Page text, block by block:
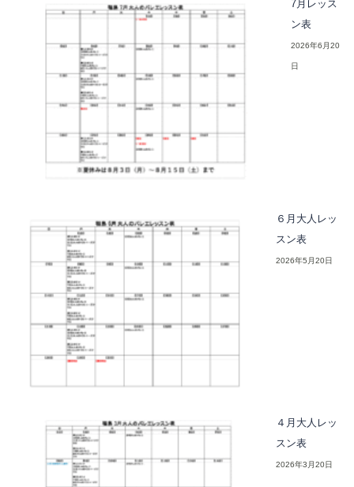
7月レッス
ン表
2026年6月20
日
６月大人レッ
スン表
2026年5月20日
４月大人レッ
スン表
2026年3月20日